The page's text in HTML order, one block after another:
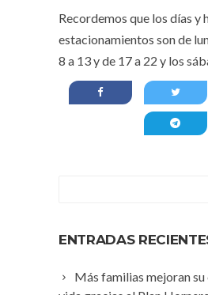
Recordemos que los días y
estacionamientos son de
8 a 13 y de 17 a 22 y los
ENTRADAS
Más familias mejoran